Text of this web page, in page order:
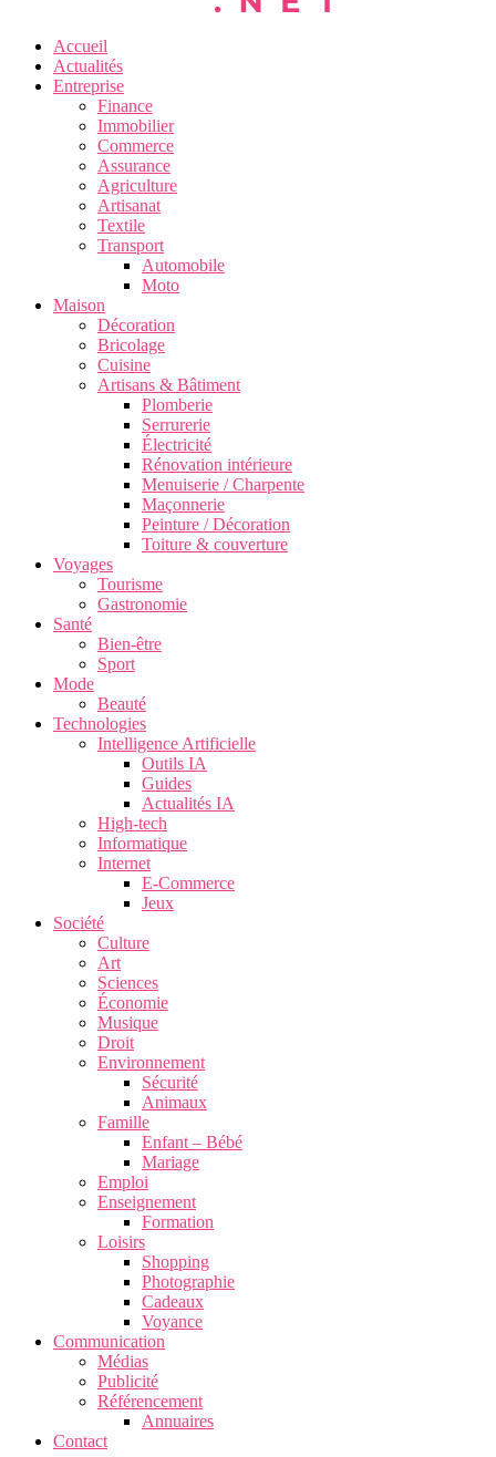
Accueil
Actualités
Entreprise
Finance
Immobilier
Commerce
Assurance
Agriculture
Artisanat
Textile
Transport
Automobile
Moto
Maison
Décoration
Bricolage
Cuisine
Artisans & Bâtiment
Plomberie
Serrurerie
Électricité
Rénovation intérieure
Menuiserie / Charpente
Maçonnerie
Peinture / Décoration
Toiture & couverture
Voyages
Tourisme
Gastronomie
Santé
Bien-être
Sport
Mode
Beauté
Technologies
Intelligence Artificielle
Outils IA
Guides
Actualités IA
High-tech
Informatique
Internet
E-Commerce
Jeux
Société
Culture
Art
Sciences
Économie
Musique
Droit
Environnement
Sécurité
Animaux
Famille
Enfant – Bébé
Mariage
Emploi
Enseignement
Formation
Loisirs
Shopping
Photographie
Cadeaux
Voyance
Communication
Médias
Publicité
Référencement
Annuaires
Contact